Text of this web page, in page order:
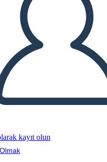
kayıt olun
OLUŞTUR
OYNAT
BENİ OKU